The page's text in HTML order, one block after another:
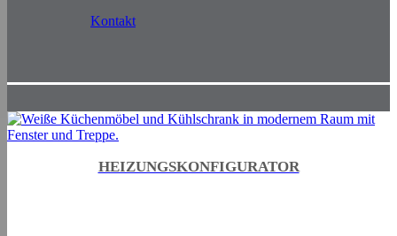
Kontakt
HEIZUNGSKONFIGURATOR